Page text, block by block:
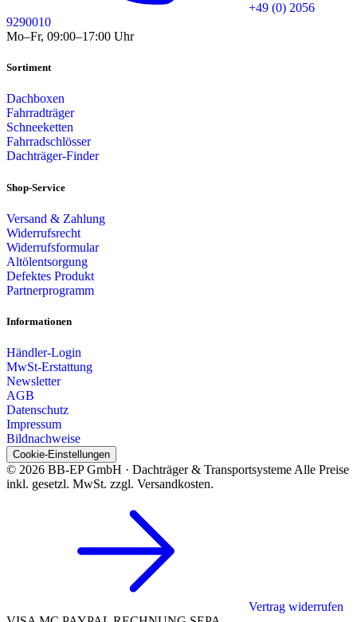
+49 (0) 2056
9290010
Mo–Fr, 09:00–17:00 Uhr
Sortiment
Dachboxen
Fahrradträger
Schneeketten
Fahrradschlösser
Dachträger-Finder
Shop-Service
Versand & Zahlung
Widerrufsrecht
Widerrufsformular
Altölentsorgung
Defektes Produkt
Partnerprogramm
Informationen
Händler-Login
MwSt-Erstattung
Newsletter
AGB
Datenschutz
Impressum
Bildnachweise
Cookie-Einstellungen
© 2026 BB-EP GmbH · Dachträger & Transportsysteme Alle Preise
inkl. gesetzl. MwSt. zzgl. Versandkosten.
Vertrag widerrufen